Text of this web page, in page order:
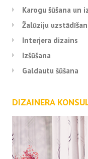
Karogu šūšana un
Žalūziju
Interjera dizains
Izšūšana
Galdautu šūšana
DIZAINERA